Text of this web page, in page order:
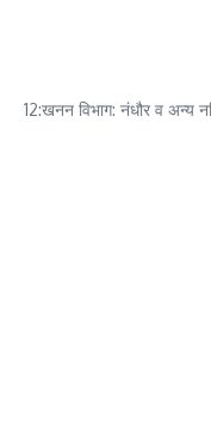
12:खनन विभाग: नंधौर व अन्य